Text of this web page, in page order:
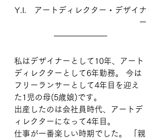
Y.I.　アートディレクター・デザイナ
ー
私はデザイナーとして10年、アート
ディレクターとして6年勤務。 今は
フリーランサーとして4年目を迎え
た1児の母(5歳娘)です。
出産したのは会社員時代、アートデ
ィレクターになって4年目。
仕事が一番楽しい時期でした。 「親